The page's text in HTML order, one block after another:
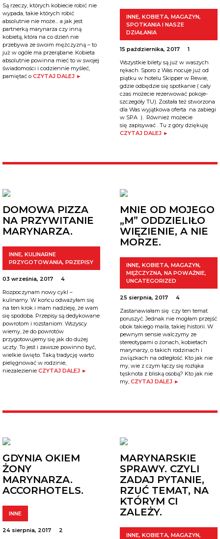
Są rzeczy, których kobiecie robić nie
wypada, takie których robić
absolutnie nie może… a jak jest
partnerką marynarza czy inną
kobietą, która na co dzień nie
przebywa ze swoim mężczyzną – to
już w ogóle ma przerąbane. Kobieta
absolutnie powinna mieć to w swojej
świadomości i codziennie myśleć,
pamiętać o CZYTAJ DALEJ ►
INNE, KOBIETA, MAGAZYN,
SPOTKANIA I NASZE
DZIAŁANIA
15 października, 2017
1
Wszystkie bilety są już w waszych
rękach. Sporo z Was nocuje już od
piątku w hotelu Skipper w Rewie,
gdzie odbędzie się spotkanie ( cały
czas możecie rezerwować pokoje-
szczegóły TU). Została też stworzona
dla Was wyjątkowa oferta na zabiegi
w SPA ). Również możecie
się zapisywać . Tu z góry dziękuję
CZYTAJ DALEJ ►
DOMOWA PIZZA
NA PRZYWITANIE
MARYNARZA.
INNE, KULINARNE
PRZYGOTOWANIA, PRZEPISY
03 września, 2017
4
Rozpoczynam nowy cykl –
kulinarny. W końcu odważyłam się
na ten krok i mam nadzieję, że wam
się spodoba. Przepisy są dedykowane
powrotom i rozstaniom. Wszyscy
wiemy, że do powrotów
przygotowujemy się jak do dużej
uczty. To jest i zawsze powinno być,
wielkie święto. Taką tradycję warto
pielęgnować w rodzinie,
niezalezienie CZYTAJ DALEJ ►
MNIE OD MOJEGO
„M” ODDZIELIŁO
WIĘZIENIE, A NIE
MORZE.
INNE, KOBIETA, MAGAZYN,
MĘŻCZYZNA, NA POWAŻNIE,
UNCATEGORIZED
25 sierpnia, 2017
4
Zastanawiałam się czy ten temat
poruszyć. Jednak nie mogłam przejść
obok takiego maila, takiej historii. W
pewnym sensie walczymy ze
stereotypami o żonach, kobietach
marynarzy, o takich rodzinach i
związkach na odległość. Kto jak nie
my, wie z czym łączy się rozłąka
tęsknota z bliską osobą? Kto jak nie
my, CZYTAJ DALEJ ►
GDYNIA OKIEM
ŻONY
MARYNARZA.
ACCORHOTELS.
INNE
24 sierpnia, 2017 2
MARYNARSKIE
SPRAWY. CZYLI
ZADAJ PYTANIE,
RZUĆ TEMAT, NA
KTÓRYM CI
ZALEŻY.
INNE, KOBIETA, MAGAZYN,